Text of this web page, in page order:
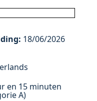
18/06/2026
en 15 minuten
A)